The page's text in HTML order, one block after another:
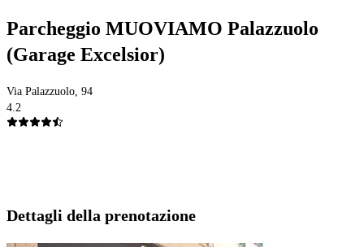
Parcheggio MUOVIAMO Palazzuolo
(Garage Excelsior)
Via Palazzuolo, 94
4.2
Dettagli della prenotazione